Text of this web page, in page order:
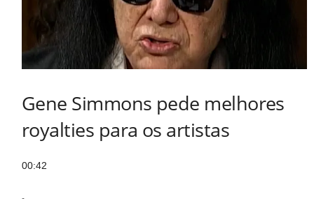
Gene Simmons pede melhores
royalties para os artistas
00:42